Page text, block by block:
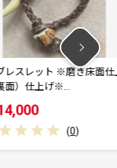
床面仕上
鹿革ブ